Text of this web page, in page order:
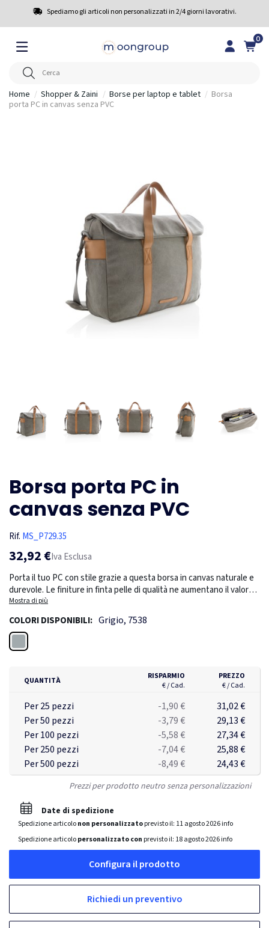
Spediamo gli articoli non personalizzati in 2/4 giorni lavorativi.
0
Home Shopper & Zaini Borse per laptop e tablet
Borsa
porta PC in canvas senza PVC
Borsa porta PC in
canvas senza PVC
Rif. MS_P729.35
32,92 €Iva Esclusa
Porta il tuo PC con stile grazie a questa borsa in canvas naturale e
durevole. Le finiture in finta pelle di qualità ne aumentano il valore
percepito. E' adatto a computer fino a 15,6", documenti e tablet.
Tracolla regolabile e removibile. Senza PVC.
Mostra di più
COLORI DISPONIBILI: Grigio, 7538
QUANTITÀ
RISPARMIO
€ / Cad.
PREZZO
€ / Cad.
Per 25 pezzi -1,90 €
31,02 €
Per 50 pezzi
-3,79 €
29,13 €
Per 100 pezzi
-5,58 €
27,34 €
Per 250 pezzi
-7,04 €
25,88 €
Per 500 pezzi
-8,49 € 24,43 €
Prezzi per prodotto neutro senza personalizzazioni
Date di spedizione
Spedizione articolonon personalizzatoprevisto il: 11 agosto 2026info
Spedizione articolopersonalizzato con previsto il: 18 agosto 2026info
Configura il prodotto
Richiedi un preventivo